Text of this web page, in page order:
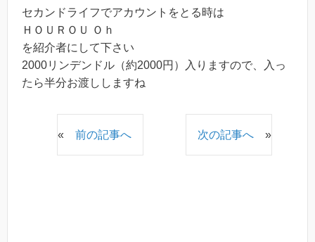
セカンドライフでアカウントをとる時は
ＨＯＵＲＯＵ Ｏｈ
を紹介者にして下さい
2000リンデンドル（約2000円）入りますので、入っ
たら半分お渡ししますね
« 前の記事へ 次の記事へ »